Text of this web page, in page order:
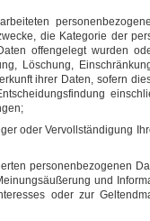
die Kategorie der
offengelegt wurden
Löschung,
ihrer Daten, sofern
oder Vervollständigung
personenbezogenen
und
oder zur